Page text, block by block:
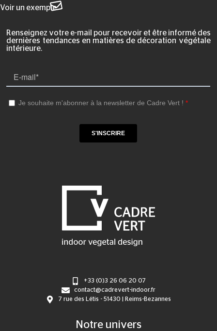
Voir un exemple
Renseignez votre e-mail pour recevoir et être informé des
dernières tendances en matières de décoration végétale
intérieure.
+33 (0)3 26 06 20 07
contact@cadrevert-indoor.fr
7 rue des Létis - 51430 | Reims-Bezannes
Notre univers